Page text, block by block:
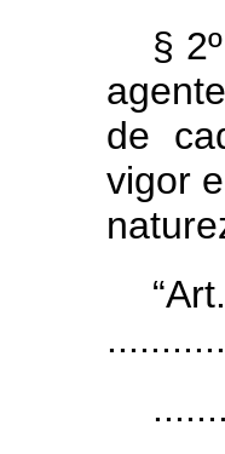
§
de
vigor